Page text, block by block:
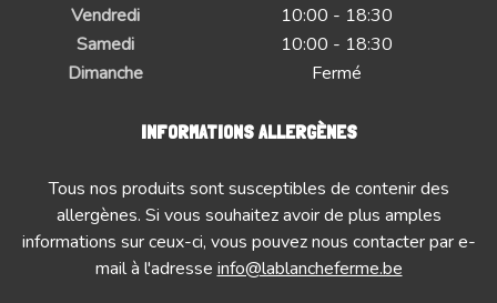
Vendredi
10:00 - 18:30
Samedi
10:00 - 18:30
Dimanche
Fermé
INFORMATIONS ALLERGÈNES
Tous nos produits sont susceptibles de contenir des
allergènes. Si vous souhaitez avoir de plus amples
informations sur ceux-ci, vous pouvez nous contacter par e-
mail à l'adresse info@lablancheferme.be